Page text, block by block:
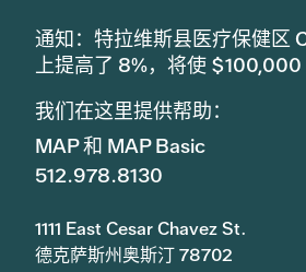
通知：特拉维斯县医疗保健区
上提高了 8%，将使
我们在这里提供帮助：
MAP 和 MAP Basic
512.978.8130
1111 East Cesar Chavez St.
德克萨斯州奥斯汀 78702